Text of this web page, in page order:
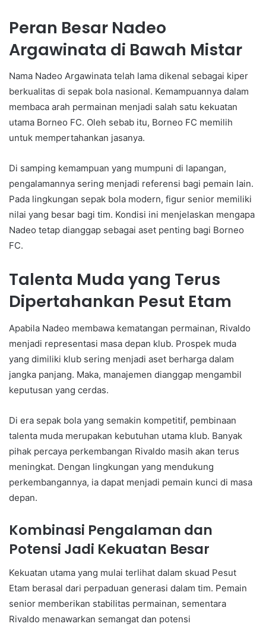
Peran Besar Nadeo
Argawinata di Bawah Mistar
Nama Nadeo Argawinata telah lama dikenal sebagai kiper
berkualitas di sepak bola nasional. Kemampuannya dalam
membaca arah permainan menjadi salah satu kekuatan
utama Borneo FC. Oleh sebab itu, Borneo FC memilih
untuk mempertahankan jasanya.
Di samping kemampuan yang mumpuni di lapangan,
pengalamannya sering menjadi referensi bagi pemain lain.
Pada lingkungan sepak bola modern, figur senior memiliki
nilai yang besar bagi tim. Kondisi ini menjelaskan mengapa
Nadeo tetap dianggap sebagai aset penting bagi Borneo
FC.
Talenta Muda yang Terus
Dipertahankan Pesut Etam
Apabila Nadeo membawa kematangan permainan, Rivaldo
menjadi representasi masa depan klub. Prospek muda
yang dimiliki klub sering menjadi aset berharga dalam
jangka panjang. Maka, manajemen dianggap mengambil
keputusan yang cerdas.
Di era sepak bola yang semakin kompetitif, pembinaan
talenta muda merupakan kebutuhan utama klub. Banyak
pihak percaya perkembangan Rivaldo masih akan terus
meningkat. Dengan lingkungan yang mendukung
perkembangannya, ia dapat menjadi pemain kunci di masa
depan.
Kombinasi Pengalaman dan
Potensi Jadi Kekuatan Besar
Kekuatan utama yang mulai terlihat dalam skuad Pesut
Etam berasal dari perpaduan generasi dalam tim. Pemain
senior memberikan stabilitas permainan, sementara
Rivaldo menawarkan semangat dan potensi